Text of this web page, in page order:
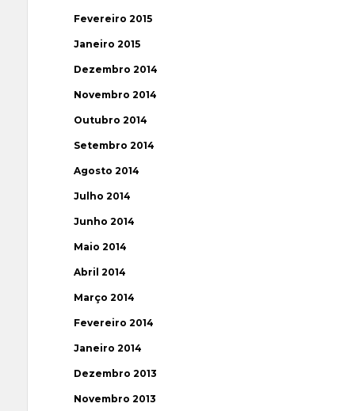
Fevereiro 2015
Janeiro 2015
Dezembro 2014
Novembro 2014
Outubro 2014
Setembro 2014
Agosto 2014
Julho 2014
Junho 2014
Maio 2014
Abril 2014
Março 2014
Fevereiro 2014
Janeiro 2014
Dezembro 2013
Novembro 2013